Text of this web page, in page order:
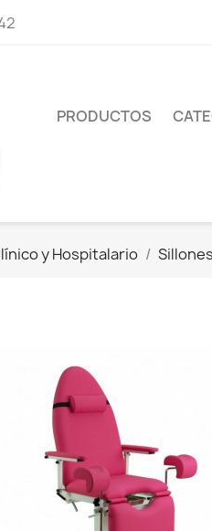
PRODUCTOS
y Hospitalario Sillones